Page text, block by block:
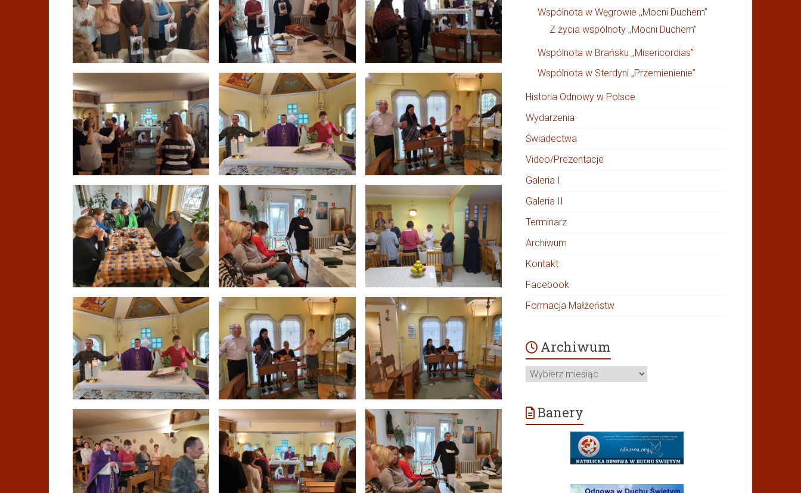
Wspólnota w Węgrowie ,,Mocni Duchem”
Z życia wspólnoty ,,Mocni Duchem”
Wspólnota w Brańsku ,,Misericordias”
Wspólnota w Sterdyni „Przemienienie”
Historia Odnowy w Polsce
Wydarzenia
Świadectwa
Video/Prezentacje
Galeria I
Galeria II
Terminarz
Archiwum
Kontakt
Facebook
Formacja Małżeństw
Archiwum
Archiwum
Banery